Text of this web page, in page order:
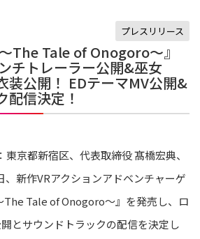
プレスリリース
The Tale of Onogoro～』
チトレーラー公開&巫女
装公開！ EDテーマMV公開&
配信決定！
京都新宿区、代表取締役 髙橋宏典、
、新作VRアクションアドベンチャーゲ
The Tale of Onogoro～』を発売し、ロ
とサウンドトラックの配信を決定し